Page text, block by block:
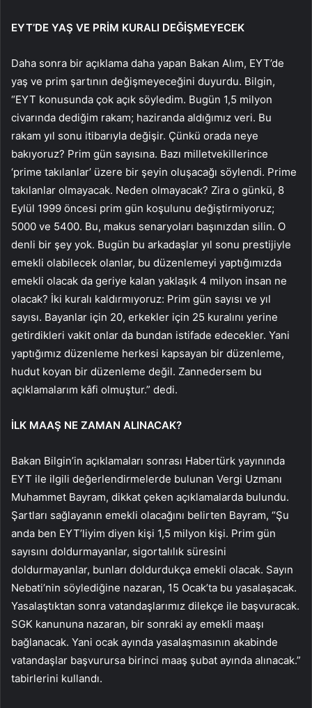
EYT’DE YAŞ VE PRİM KURALI DEĞİŞMEYECEK
Daha sonra bir açıklama daha yapan Bakan Alım, EYT’de
yaş ve prim şartının değişmeyeceğini duyurdu. Bilgin,
“EYT konusunda çok açık söyledim. Bugün 1,5 milyon
civarında dediğim rakam; haziranda aldığımız veri. Bu
rakam yıl sonu itibarıyla değişir. Çünkü orada neye
bakıyoruz? Prim gün sayısına. Bazı milletvekillerince
‘prime takılanlar’ üzere bir şeyin oluşacağı söylendi. Prime
takılanlar olmayacak. Neden olmayacak? Zira o günkü, 8
Eylül 1999 öncesi prim gün koşulunu değiştirmiyoruz;
5000 ve 5400. Bu, makus senaryoları başınızdan silin. O
denli bir şey yok. Bugün bu arkadaşlar yıl sonu prestijiyle
emekli olabilecek olanlar, bu düzenlemeyi yaptığımızda
emekli olacak da geriye kalan yaklaşık 4 milyon insan ne
olacak? İki kuralı kaldırmıyoruz: Prim gün sayısı ve yıl
sayısı. Bayanlar için 20, erkekler için 25 kuralını yerine
getirdikleri vakit onlar da bundan istifade edecekler. Yani
yaptığımız düzenleme herkesi kapsayan bir düzenleme,
hudut koyan bir düzenleme değil. Zannedersem bu
açıklamalarım kâfi olmuştur.” dedi.
İLK MAAŞ NE ZAMAN ALINACAK?
Bakan Bilgin’in açıklamaları sonrası Habertürk yayınında
EYT ile ilgili değerlendirmelerde bulunan Vergi Uzmanı
Muhammet Bayram, dikkat çeken açıklamalarda bulundu.
Şartları sağlayanın emekli olacağını belirten Bayram, “Şu
anda ben EYT’liyim diyen kişi 1,5 milyon kişi. Prim gün
sayısını doldurmayanlar, sigortalılık süresini
doldurmayanlar, bunları doldurdukça emekli olacak. Sayın
Nebati’nin söylediğine nazaran, 15 Ocak’ta bu yasalaşacak.
Yasalaştıktan sonra vatandaşlarımız dilekçe ile başvuracak.
SGK kanununa nazaran, bir sonraki ay emekli maaşı
bağlanacak. Yani ocak ayında yasalaşmasının akabinde
vatandaşlar başvurursa birinci maaş şubat ayında alınacak.”
tabirlerini kullandı.